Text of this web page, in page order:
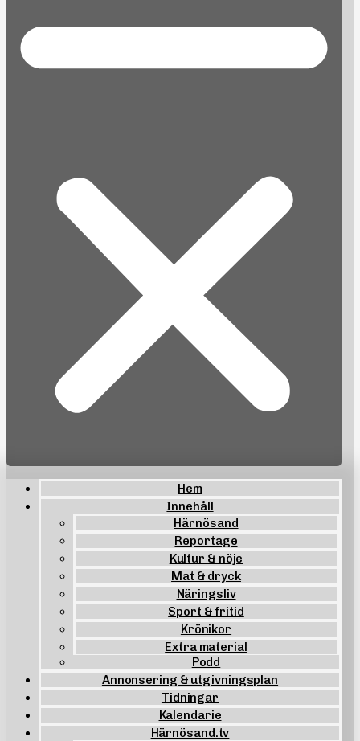
Hem
Innehåll
Härnösand
Reportage
Kultur & nöje
Mat & dryck
Näringsliv
Sport & fritid
Krönikor
Extra material
Podd
Annonsering & utgivningsplan
Tidningar
Kalendarie
Härnösand.tv